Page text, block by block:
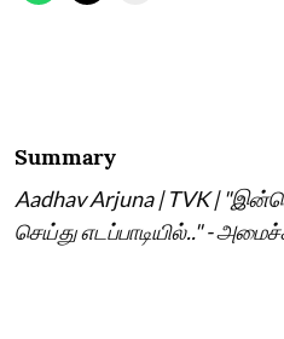
Summary
Aadhav Arjuna | TVK |
செய்து எடப்பாடியில்.." -